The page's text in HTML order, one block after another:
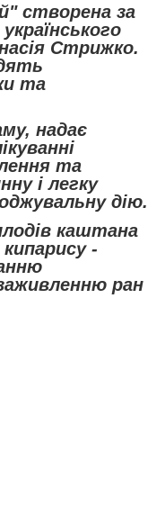
створена за
Стрижко.
та
надає
та
і легку
дію.
каштана
кипарису -
ран